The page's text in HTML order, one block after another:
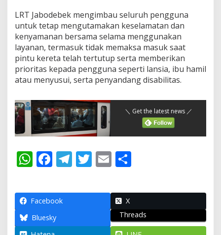
LRT Jabodebek mengimbau seluruh pengguna
untuk tetap mengutamakan keselamatan dan
kenyamanan bersama selama menggunakan
layanan, termasuk tidak memaksa masuk saat
pintu kereta telah tertutup serta memberikan
prioritas kepada pengguna seperti lansia, ibu hamil
atau menyusui, serta penyandang disabilitas.
＼ Get the latest news ／
W
at
s
A
F
e
b
o
T
e
a
T
itt
E
ai
l
ar
e
Facebook
X
Bluesky
Threads